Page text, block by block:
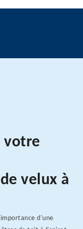
votre
velux à
d'une